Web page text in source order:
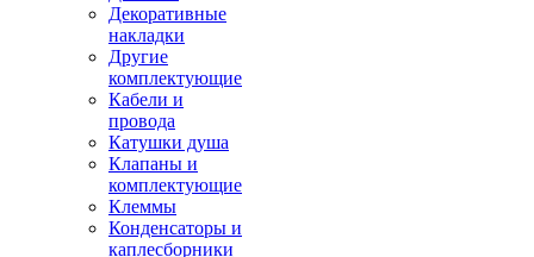
Декоративные
накладки
Другие
комплектующие
Кабели и
провода
Катушки душа
Клапаны и
комплектующие
Клеммы
Конденсаторы и
каплесборники